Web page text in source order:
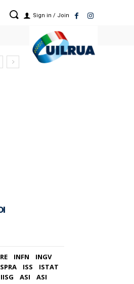
Sign in / Join
INFN
INGV
ISS
ISTAT
IISG ASI
ASI